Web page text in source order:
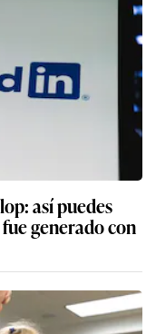
así puedes
generado con